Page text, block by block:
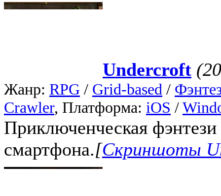
Undercroft
Жанр: RPG / Grid-based /
Crawler, Платформа: iOS /
Приключенческая
смартфона.[Скриншоты